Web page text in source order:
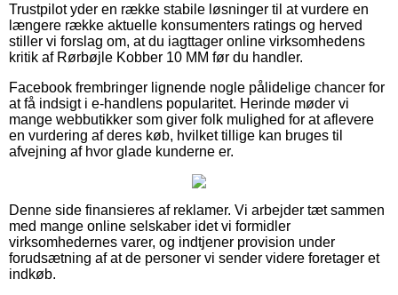
Trustpilot yder en række stabile løsninger til at vurdere en
længere række aktuelle konsumenters ratings og herved
stiller vi forslag om, at du iagttager online virksomhedens
kritik af Rørbøjle Kobber 10 MM før du handler.
Facebook frembringer lignende nogle pålidelige chancer for
at få indsigt i e-handlens popularitet. Herinde møder vi
mange webbutikker som giver folk mulighed for at aflevere
en vurdering af deres køb, hvilket tillige kan bruges til
afvejning af hvor glade kunderne er.
Denne side finansieres af reklamer. Vi arbejder tæt sammen
med mange online selskaber idet vi formidler
virksomhedernes varer, og indtjener provision under
forudsætning af at de personer vi sender videre foretager et
indkøb.